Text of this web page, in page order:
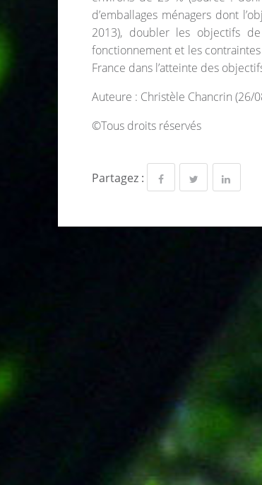
d’emballages ménagers dont
2013), doubler les objectifs
fonctionnement et les
France dans l’atteinte des
Auteure : Christèle Chancrin (26/
©Tous droits réservés
Partagez :